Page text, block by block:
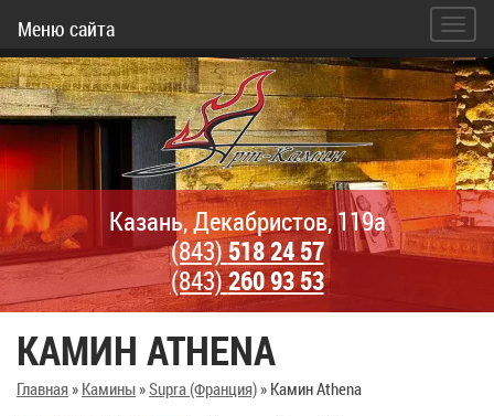
Меню сайта
Казань, Декабристов, 119а
(843)518 24 57
(843)260 93 53
КАМИН ATHENA
Главная» Камины»Supra (Франция)» Камин Athena